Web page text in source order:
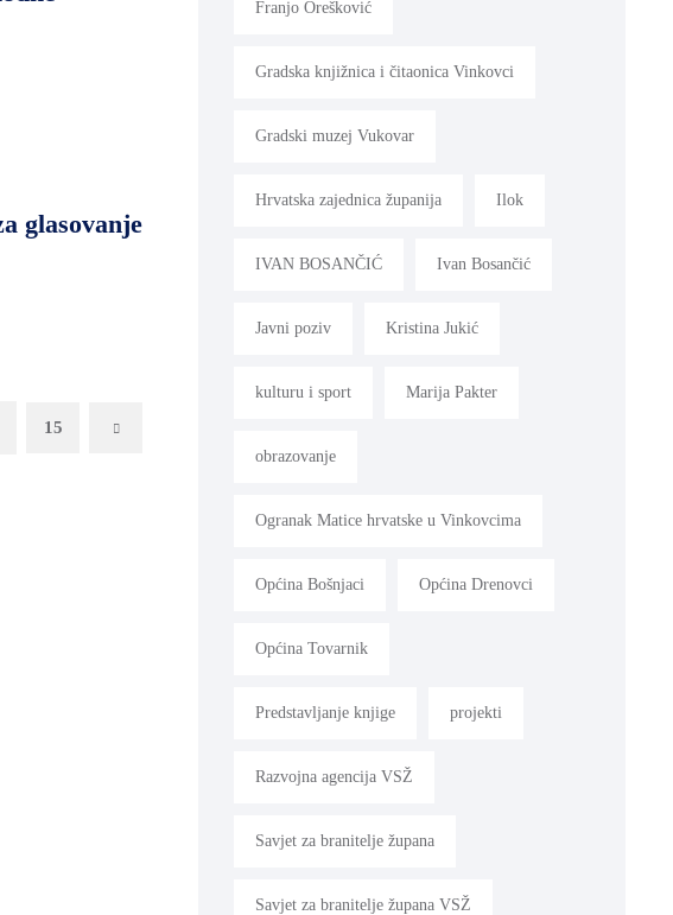
glasovanje
15 Next
Franjo Orešković
Gradska knjižnica i čitaonica Vinkovci
Gradski muzej Vukovar
Hrvatska zajednica županija Ilok
IVAN BOSANČIĆ Ivan Bosančić
Javni poziv Kristina Jukić
kulturu i sport Marija Pakter
obrazovanje
Ogranak Matice hrvatske u Vinkovcima
Općina Bošnjaci Općina Drenovci
Općina Tovarnik
Predstavljanje knjige projekti
Razvojna agencija VSŽ
Savjet za branitelje župana
Savjet za branitelje župana VSŽ